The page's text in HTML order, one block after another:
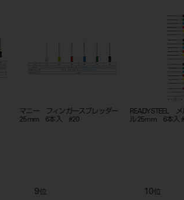
マニー フィンガースプレッダー
25mm 6本入 #20
READYSTEEL メルファ
ル 25mm 6本入 #20